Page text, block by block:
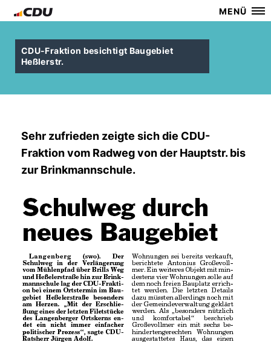
MENÜ
CDU-Fraktion besichtigt Baugebiet
Heßlerstr.
Sehr zufrieden zeigte sich die CDU-
Fraktion vom Radweg von der Hauptstr. bis
zur Brinkmannschule.